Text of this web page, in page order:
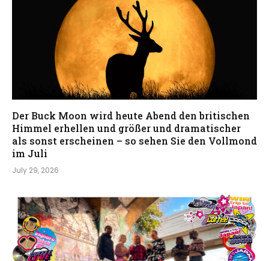
Der Buck Moon wird heute Abend den britischen
Himmel erhellen und größer und dramatischer
als sonst erscheinen – so sehen Sie den Vollmond
im Juli
July 29, 2026